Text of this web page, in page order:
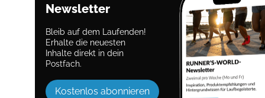
Newsletter
Bleib auf dem Laufenden!
Erhalte die neuesten
Inhalte direkt in dein
Postfach.
Kostenlos abonnieren